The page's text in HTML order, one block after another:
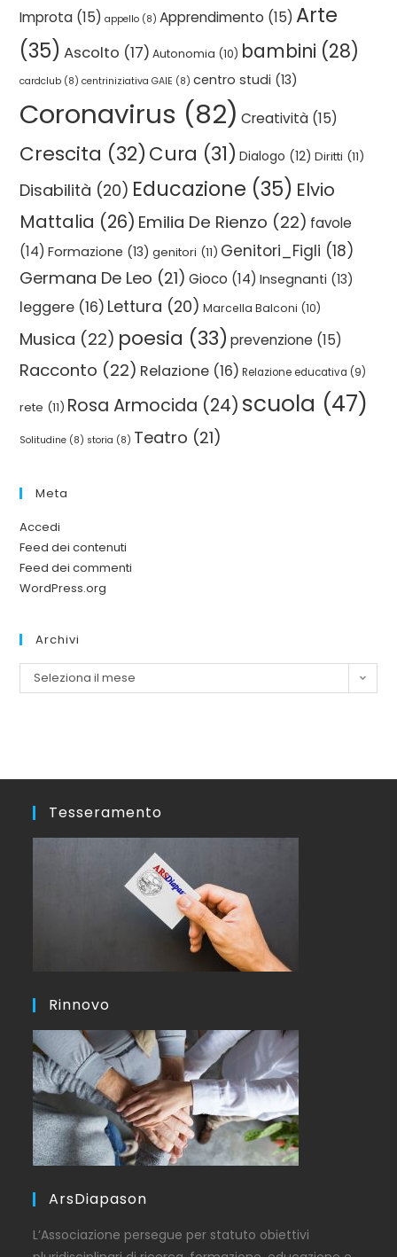
Improta (15) appello (8) Apprendimento (15) Arte
(35) Ascolto (17) Autonomia (10) bambini (28)
cardclub (8) centriniziativa GAIE (8) centro studi (13)
Coronavirus (82) Creatività (15)
Crescita (32)Cura (31) Dialogo (12) Diritti (11)
Disabilità (20) Educazione (35) Elvio
Mattalia (26) Emilia De Rienzo (22) favole
(14) Formazione (13) genitori (11) Genitori_Figli (18)
Germana De Leo (21) Gioco (14) Insegnanti (13)
leggere (16) Lettura (20) Marcella Balconi (10)
Musica (22) poesia (33) prevenzione (15)
Racconto (22) Relazione (16) Relazione educativa (9)
rete (11) Rosa Armocida (24) scuola (47)
Solitudine (8) storia (8) Teatro (21)
Meta
Accedi
Feed dei contenuti
Feed dei commenti
WordPress.org
Archivi
Seleziona il mese
Tesseramento
Rinnovo
ArsDiapason
L’Associazione persegue per statuto obiettivi